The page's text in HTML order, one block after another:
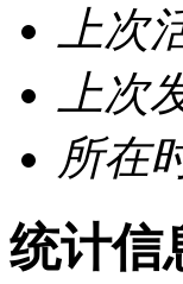
上次
上次
所在
统计信